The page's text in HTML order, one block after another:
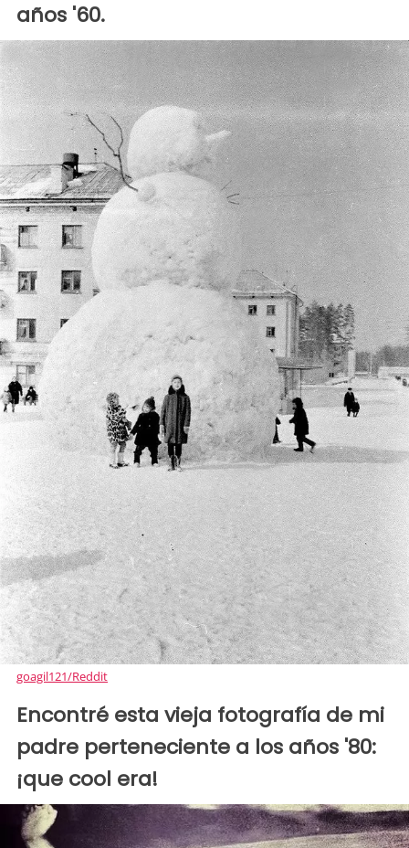
años '60.
goagil121/Reddit
Encontré esta vieja fotografía de mi
padre perteneciente a los años '80:
¡que cool era!